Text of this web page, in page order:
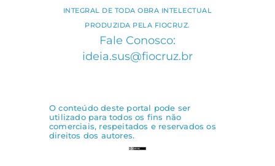
INTEGRAL DE TODA OBRA INTELECTUAL
PRODUZIDA PELA FIOCRUZ.
Fale Conosco:
ideia.sus@fiocruz.br
O conteúdo deste portal pode ser
utilizado para todos os fins não
comerciais, respeitados e reservados os
direitos dos autores.